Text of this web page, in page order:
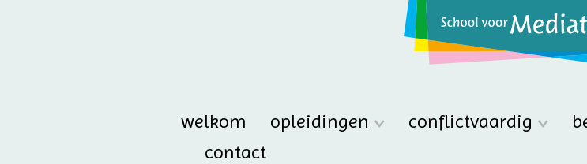
welkom opleidingen conflictvaardig
contact